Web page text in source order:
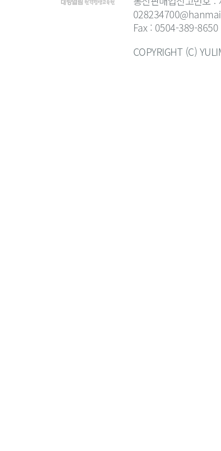
Fax : 0504-389-8650
COPYRIGHT (C)